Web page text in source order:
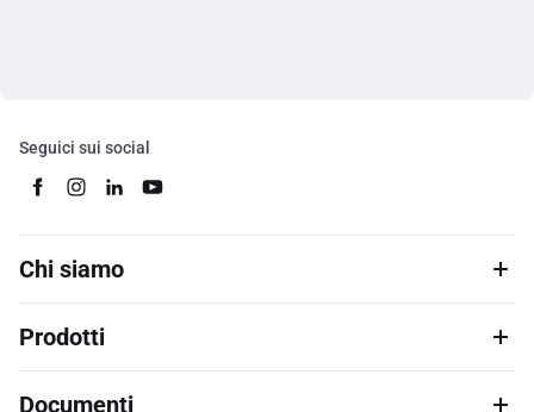
Seguici sui social
Chi siamo
Prodotti
Documenti